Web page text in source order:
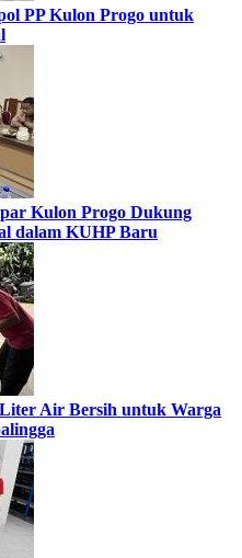
PP Kulon Progo untuk
Kulon Progo Dukung
dalam KUHP Baru
Air Bersih untuk Warga